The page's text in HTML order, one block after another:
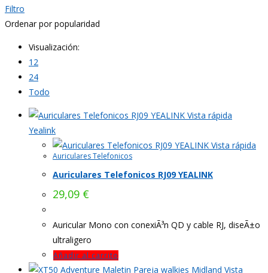
Filtro
Ordenar por popularidad
Visualización:
12
24
Todo
Vista rápida
Yealink
Vista rápida
Auriculares Telefonicos
Auriculares Telefonicos RJ09 YEALINK
29,09 €
Auricular Mono con conexiÃ³n QD y cable RJ, diseÃ±o
ultraligero
Añadir al carrito
Vista